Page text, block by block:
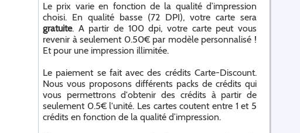
Le prix varie en fonction de la qualité d’impression
choisi. En qualité basse (72 DPI), votre carte sera
gratuite. A partir de 100 dpi, votre carte peut vous
revenir à seulement 0.50€ par modèle personnalisé !
Et pour une impression illimitée.
Le paiement se fait avec des crédits Carte-Discount.
Nous vous proposons différents packs de crédits qui
vous permettrons d'obtenir des crédits à partir de
seulement 0.5€ l'unité. Les cartes coutent entre 1 et 5
crédits en fonction de la qualité d’impression.